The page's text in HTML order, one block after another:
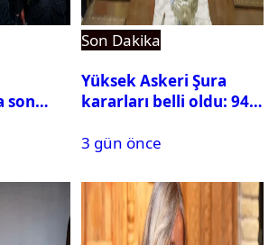
son
Son Dakika
Yüksek Askeri Şura
kararları belli oldu: 94
3 gün önce